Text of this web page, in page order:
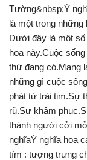
Tường&nbsp;Ý
là một trong những
Dưới đây là một
hoa này.Cuộc
thứ đang có.Mang
những gì cuộc
phát từ trái tim.Sự
rũ.Sự khâm
thành người cởi
nghĩaÝ nghĩa hoa
tím : tượng trưng